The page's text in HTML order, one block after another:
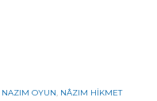
NAZIM OYUN, NÂZIM HIKMET